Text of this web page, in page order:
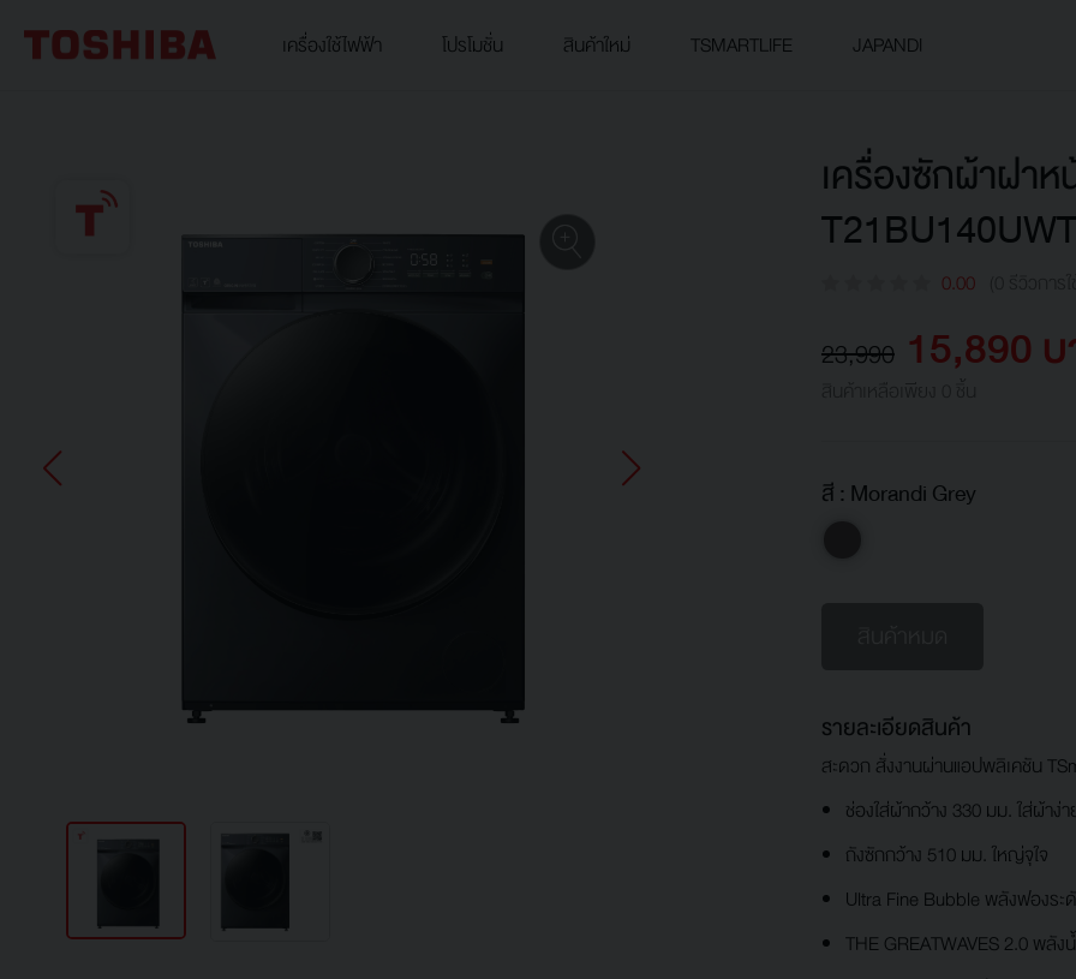
เครื่องใช้ไฟฟ้า โปรโมชั่น สินค้าใหม่ TSMARTLIFE JAPANDI
เครื่องซักผ้าฝา
0.00
23,990 15,890
สี : Morandi Grey
รายละเอียดสินค้า
สะดวก สั่งงานผ่านแอปพลิเคชัน
ช่องใส่ผ้ากว้าง 330 มม. ใส่ผ้าง่
ถังซักกว้าง 510 มม. ใหญ่จุใจ
Ultra Fine Bubble พลังฟองร
THE GREATWAVES 2.0 พลั